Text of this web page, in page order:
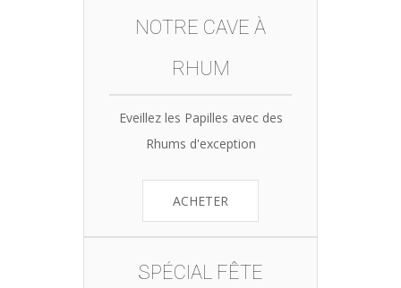
NOTRE CAVE À
RHUM
Eveillez les Papilles avec des
Rhums d'exception
ACHETER
SPÉCIAL FÊTE